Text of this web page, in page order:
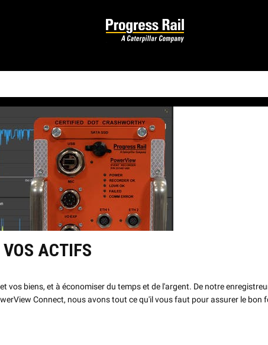
ACTIFS
biens, et à économiser du temps et de l'argent. De notre
Connect, nous avons tout ce qu'il vous faut pour assurer le bon